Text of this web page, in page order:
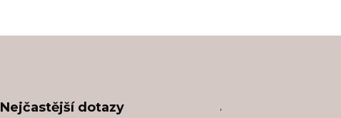
Nejčastější dotazy